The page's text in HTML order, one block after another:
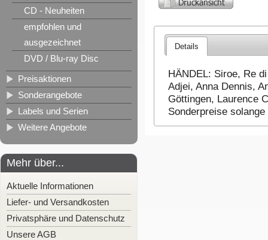
CD - Neuheiten
empfohlen und
ausgezeichnet
DVD / Blu-ray Disc
Preisaktionen
Sonderangebote
Labels und Serien
Weitere Angebote
Mehr über...
Aktuelle Informationen
Liefer- und Versandkosten
Privatsphäre und Datenschutz
Unsere AGB
Details
HÄNDEL: Siroe, Re
Adjei, Anna Dennis,
Göttingen, Laurence
Sonderpreise